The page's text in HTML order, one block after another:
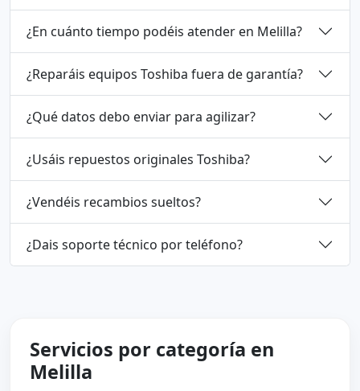
¿En cuánto tiempo podéis atender en Melilla?
¿Reparáis equipos Toshiba fuera de garantía?
¿Qué datos debo enviar para agilizar?
¿Usáis repuestos originales Toshiba?
¿Vendéis recambios sueltos?
¿Dais soporte técnico por teléfono?
Servicios por categoría en
Melilla